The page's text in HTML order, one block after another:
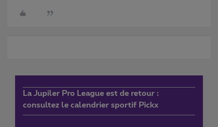
La Jupiler Pro League est de retour :
consultez le calendrier sportif Pickx